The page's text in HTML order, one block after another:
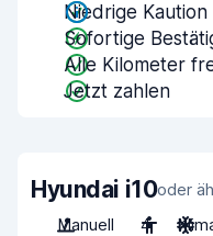
Niedrige Kaution
Sofortige
Alle Kilometer
Jetzt zahlen
Hyundai i10oder
Manuell
4